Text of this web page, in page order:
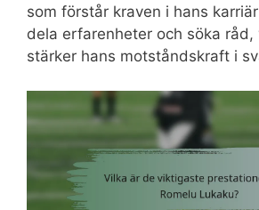
som förstår kraven i hans
dela erfarenheter och söka
stärker hans motståndskraft i